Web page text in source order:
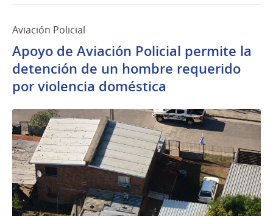
Aviación Policial
Apoyo de Aviación Policial permite la
detención de un hombre requerido
por violencia doméstica